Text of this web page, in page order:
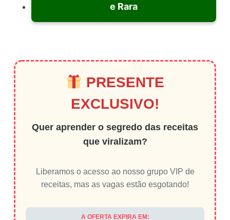
e Rara
PRESENTE
EXCLUSIVO!
Quer aprender o segredo das receitas
que viralizam?
Liberamos o acesso ao nosso grupo VIP de
receitas, mas as vagas estão esgotando!
A OFERTA EXPIRA EM: